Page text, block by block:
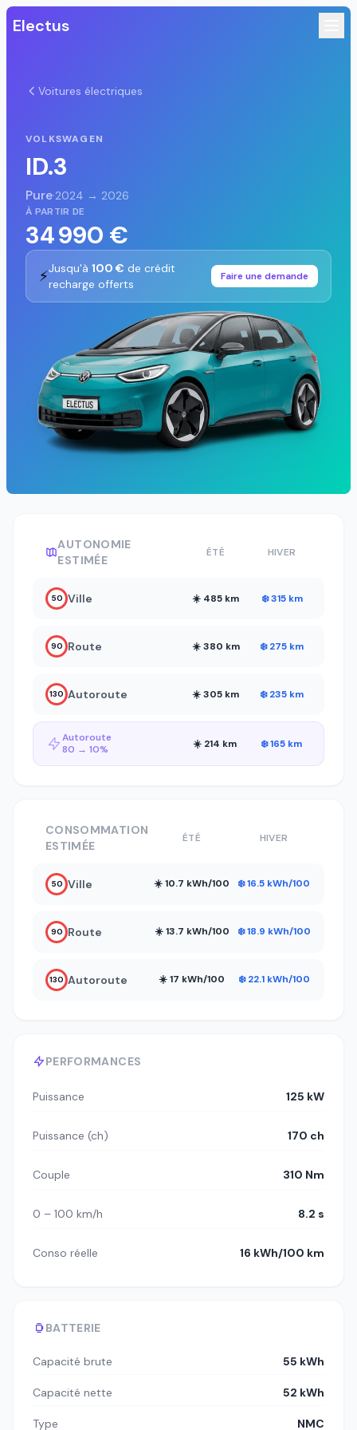
Electus
Voitures électriques
VOLKSWAGEN
ID.3
Pure·2024 → 2026
À PARTIR DE
34 990 €
⚡Jusqu'à 100 € de crédit
recharge offerts
Faire une demande
AUTONOMIE
ESTIMÉE
ÉTÉ HIVER
50 Ville ☀️ 485 km ❄️ 315 km
90 Route ☀️ 380 km ❄️ 275 km
130 Autoroute ☀️ 305 km ❄️ 235 km
Autoroute
80 → 10%
☀️ 214 km ❄️ 165 km
PERFORMANCES
Puissance 125 kW
Puissance (ch) 170 ch
Couple 310 Nm
0 – 100 km/h 8.2 s
Conso réelle 16 kWh/100 km
BATTERIE
Capacité brute 55 kWh
Capacité nette 52 kWh
Type NMC
CONSOMMATION
ESTIMÉE
ÉTÉ HIVER
50 Ville ☀️ 10.7 kWh/100 ❄️ 16.5 kWh/100
90 Route ☀️ 13.7 kWh/100 ❄️ 18.9 kWh/100
130 Autoroute ☀️ 17 kWh/100 ❄️ 22.1 kWh/100